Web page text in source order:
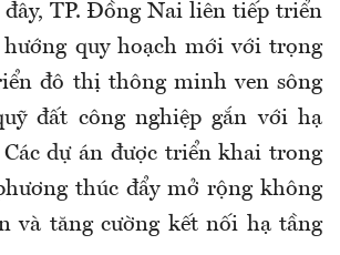
TP. Đồng Nai liên tiếp triển
quy hoạch mới với trọng
đô thị thông minh ven sông
đất công nghiệp gắn với hạ
dự án được triển khai trong
thúc đẩy mở rộng không
và tăng cường kết nối hạ tầng